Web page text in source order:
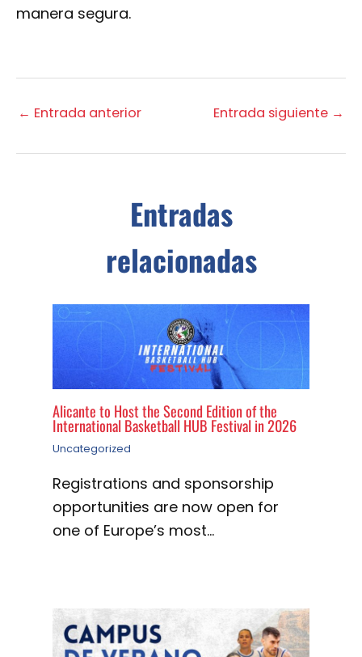
manera segura.
← Entrada anterior Entrada siguiente →
Entradas
relacionadas
Alicante to Host the Second Edition of the
International Basketball HUB Festival in 2026
Uncategorized
Registrations and sponsorship
opportunities are now open for
one of Europe’s most…